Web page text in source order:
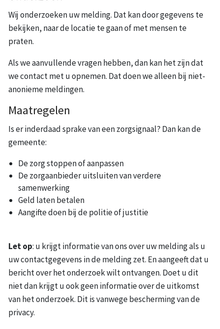
Wij onderzoeken uw melding. Dat kan door gegevens te
bekijken, naar de locatie te gaan of met mensen te
praten.
Als we aanvullende vragen hebben, dan kan het zijn dat
we contact met u opnemen. Dat doen we alleen bij niet-
anonieme meldingen.
Maatregelen
Is er inderdaad sprake van een zorgsignaal? Dan kan de
gemeente:
De zorg stoppen of aanpassen
De zorgaanbieder uitsluiten van verdere
samenwerking
Geld laten betalen
Aangifte doen bij de politie of justitie
Let op: u krijgt informatie van ons over uw melding als u
uw contactgegevens in de melding zet. En aangeeft dat u
bericht over het onderzoek wilt ontvangen. Doet u dit
niet dan krijgt u ook geen informatie over de uitkomst
van het onderzoek. Dit is vanwege bescherming van de
privacy.